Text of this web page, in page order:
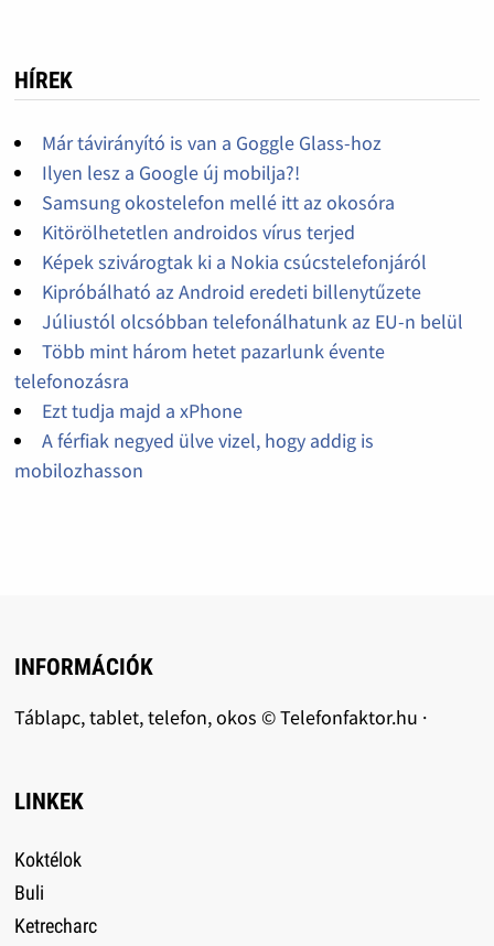
HÍREK
Már távirányító is van a Goggle Glass-hoz
Ilyen lesz a Google új mobilja?!
Samsung okostelefon mellé itt az okosóra
Kitörölhetetlen androidos vírus terjed
Képek szivárogtak ki a Nokia csúcstelefonjáról
Kipróbálható az Android eredeti billenytűzete
Júliustól olcsóbban telefonálhatunk az EU-n belül
Több mint három hetet pazarlunk évente
telefonozásra
Ezt tudja majd a xPhone
A férfiak negyed ülve vizel, hogy addig is
mobilozhasson
INFORMÁCIÓK
Táblapc, tablet, telefon, okos © Telefonfaktor.hu ·
LINKEK
Koktélok
Buli
Ketrecharc